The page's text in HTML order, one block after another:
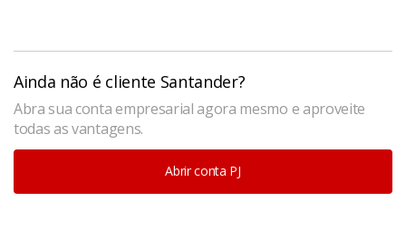
Ainda não é cliente Santander?
Abra sua conta empresarial agora mesmo e aproveite
todas as vantagens.
Abrir conta PJ